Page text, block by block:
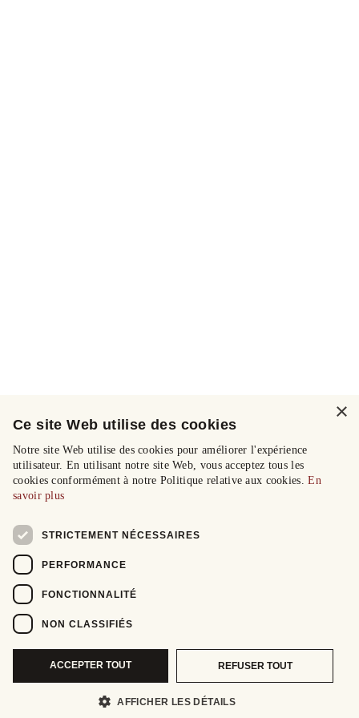
×
Ce site Web utilise des cookies
Notre site Web utilise des cookies pour améliorer l'expérience
utilisateur. En utilisant notre site Web, vous acceptez tous les
cookies conformément à notre Politique relative aux cookies.En
savoir plus
STRICTEMENT NÉCESSAIRES
PERFORMANCE
FONCTIONNALITÉ
NON CLASSIFIÉS
ACCEPTER TOUT REFUSER TOUT
AFFICHER LES DÉTAILS